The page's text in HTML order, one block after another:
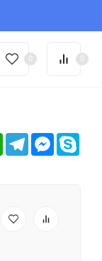
0 0
WhatsAppTelegram